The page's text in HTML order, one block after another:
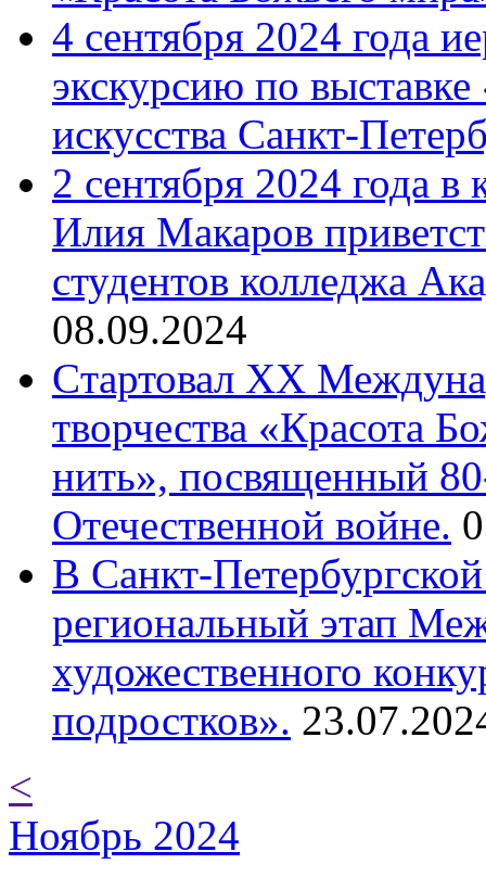
4 сентября 2024 года
экскурсию по
искусства Санкт-
2 сентября 2024 года
Илия Макаров
студентов колледжа
08.09.2024
Cтартовал XX
творчества «Красота
нить», посвященный
Отечественной войне.
В Санкт-
региональный этап
художественного
подростков».
<
Ноябрь 2024